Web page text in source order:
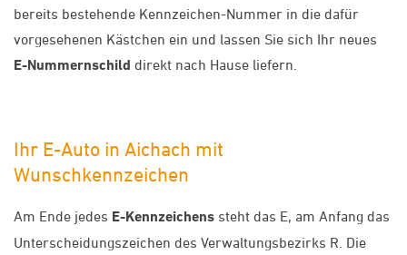
bereits bestehende Kennzeichen-Nummer in die dafür
vorgesehenen Kästchen ein und lassen Sie sich Ihr neues
E-Nummernschild direkt nach Hause liefern.
Ihr E-Auto in Aichach mit
Wunschkennzeichen
Am Ende jedes E-Kennzeichens steht das E, am Anfang das
Unterscheidungszeichen des Verwaltungsbezirks R. Die